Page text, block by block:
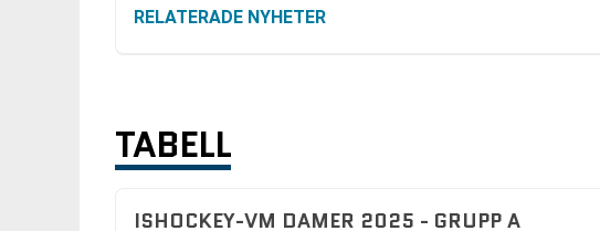
RELATERADE NYHETER
TABELL
ISHOCKEY-VM DAMER 2025 - GRUPP A